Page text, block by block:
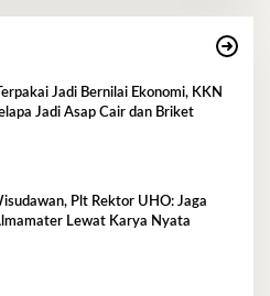
Jadi Bernilai Ekonomi, KKN
Jadi Asap Cair dan Briket
Plt Rektor UHO: Jaga
Lewat Karya Nyata